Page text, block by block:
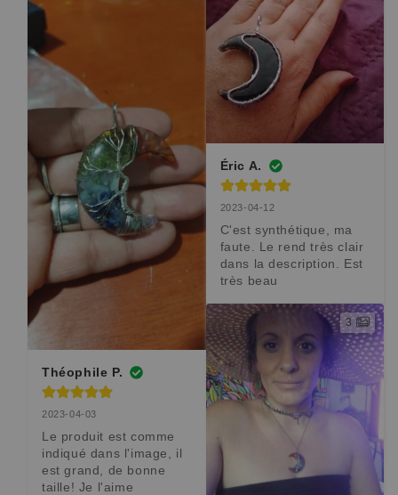
Théophile P.
2023-04-03
Le produit est comme
indiqué dans l'image, il
est grand, de bonne
taille! Je l'aime
Éric A.
2023-04-12
C'est synthétique, ma
faute. Le rend très clair
dans la description. Est
très beau
3